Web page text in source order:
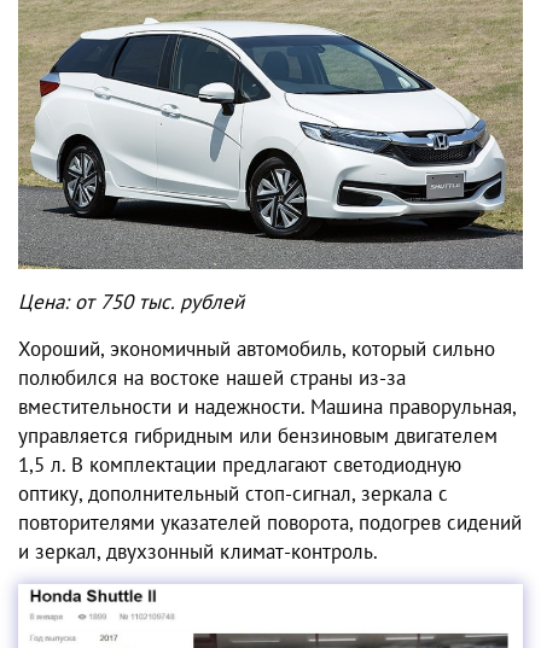
Цена: от 750 тыс. рублей
Хороший, экономичный автомобиль, который сильно
полюбился на востоке нашей страны из-за
вместительности и надежности. Машина праворульная,
управляется гибридным или бензиновым двигателем
1,5 л. В комплектации предлагают светодиодную
оптику, дополнительный стоп-сигнал, зеркала с
повторителями указателей поворота, подогрев сидений
и зеркал, двухзонный климат-контроль.